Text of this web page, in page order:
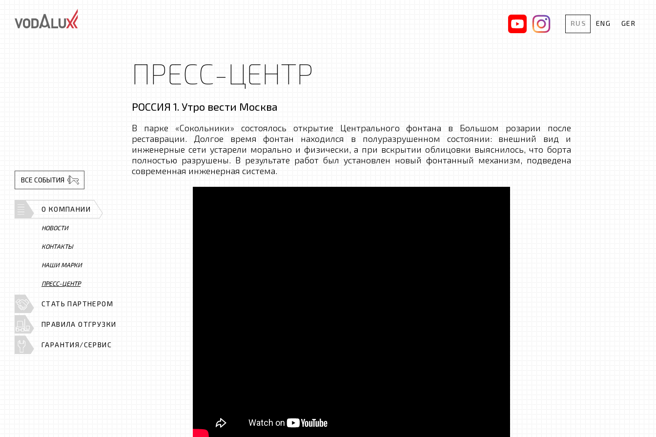
RUS ENG GER
ПРЕСС-ЦЕНТР
РОССИЯ 1. Утро вести Москва
В парке «Сокольники» состоялось открытие Центрального фонтана в Большом розарии после
реставрации. Долгое время фонтан находился в полуразрушенном состоянии: внешний вид и
инженерные сети устарели морально и физически, а при вскрытии облицовки выяснилось, что борта
полностью разрушены. В результате работ был установлен новый фонтанный механизм, подведена
современная инженерная система.
ВСЕ СОБЫТИЯ
О КОМПАНИИ
НОВОСТИ
КОНТАКТЫ
НАШИ МАРКИ
ПРЕСС-ЦЕНТР
СТАТЬ ПАРТНЕРОМ
ПРАВИЛА ОТГРУЗКИ
ГАРАНТИЯ/СЕРВИС